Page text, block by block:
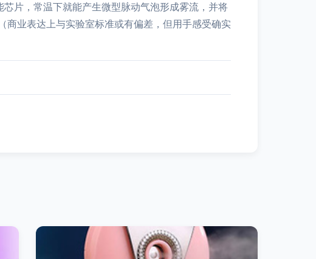
片，常温下就能产生微型脉动气泡形成雾流，并将
业表达上与实验室标准或有偏差，但用手感受确实